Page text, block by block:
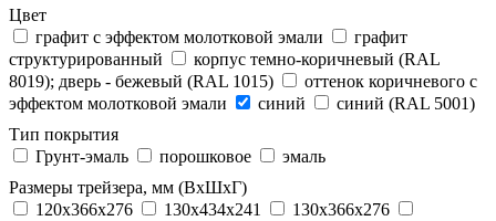
Цвет
графит с эффектом молотковой эмали
графит
структурированный
корпус темно-коричневый (RAL
8019); дверь - бежевый (RAL 1015)
оттенок коричневого с
эффектом молотковой эмали
синий
синий (RAL 5001)
Тип покрытия
Грунт-эмаль
порошковое
эмаль
Размеры трейзера, мм (ВхШхГ)
120x366x276
130x434x241
130х366х276